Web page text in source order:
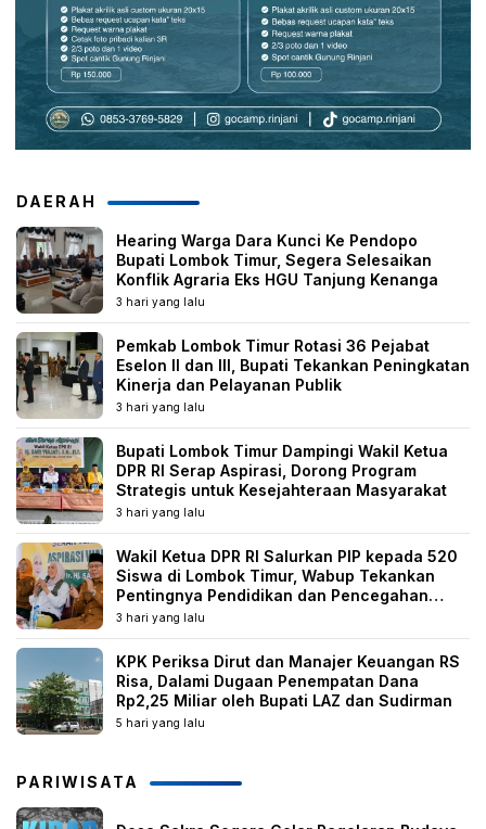
DAERAH
Hearing Warga Dara Kunci Ke Pendopo
Bupati Lombok Timur, Segera Selesaikan
Konflik Agraria Eks HGU Tanjung Kenanga
3 hari yang lalu
Pemkab Lombok Timur Rotasi 36 Pejabat
Eselon II dan III, Bupati Tekankan Peningkatan
Kinerja dan Pelayanan Publik
3 hari yang lalu
Bupati Lombok Timur Dampingi Wakil Ketua
DPR RI Serap Aspirasi, Dorong Program
Strategis untuk Kesejahteraan Masyarakat
3 hari yang lalu
Wakil Ketua DPR RI Salurkan PIP kepada 520
Siswa di Lombok Timur, Wabup Tekankan
Pentingnya Pendidikan dan Pencegahan
Perkawinan Anak
3 hari yang lalu
KPK Periksa Dirut dan Manajer Keuangan RS
Risa, Dalami Dugaan Penempatan Dana
Rp2,25 Miliar oleh Bupati LAZ dan Sudirman
5 hari yang lalu
PARIWISATA